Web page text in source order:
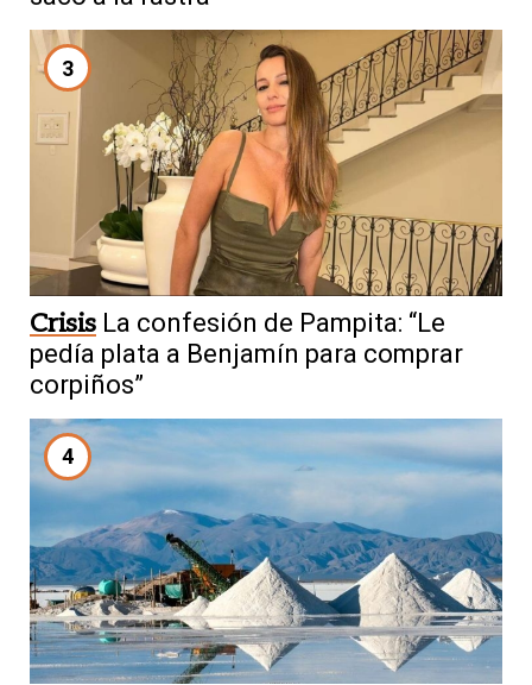
3
Crisis La confesión de Pampita: “Le
pedía plata a Benjamín para comprar
corpiños”
4